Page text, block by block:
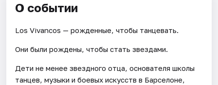
О событии
Los Vivancos — рожденные, чтобы танцевать.
Они были рождены, чтобы стать звездами.
Дети не менее звездного отца, основателя школы
танцев, музыки и боевых искусств в Барселоне,